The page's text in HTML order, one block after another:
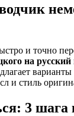
и точно
на русский
и стиль
3 шага